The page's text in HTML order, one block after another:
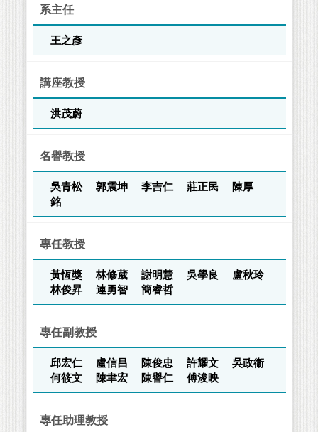
系主任
王之彥
講座教授
洪茂蔚
名譽教授
吳青松 郭震坤 李吉仁 莊正民
陳厚
銘
專任教授
黃恆獎 林修葳 謝明慧 吳學良
盧秋玲
林俊昇
連勇智 簡睿哲
專任副教授
邱宏仁 盧信昌 陳俊忠 許耀文
吳政衞
何筱文
陳聿宏 陳譽仁 傅浚映
專任助理教授